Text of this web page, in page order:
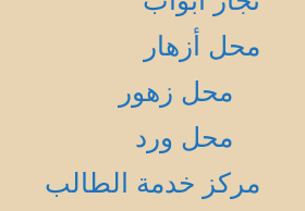
محل أزهار
محل زهور
محل ورد
مركز خدمة الطالب